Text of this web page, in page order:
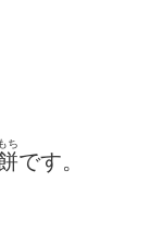
もち
です。